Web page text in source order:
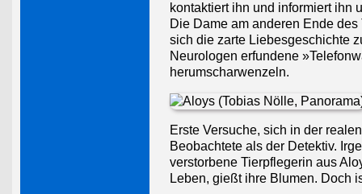
kontaktiert ihn und informiert ihn
Die Dame am anderen Ende
sich die zarte Liebesgeschichte
Neurologen erfundene
herumscharwenzeln.
Erste Versuche, sich in der
Beobachtete als der Detektiv.
verstorbene Tierpflegerin aus
Leben, gießt ihre Blumen. Doch